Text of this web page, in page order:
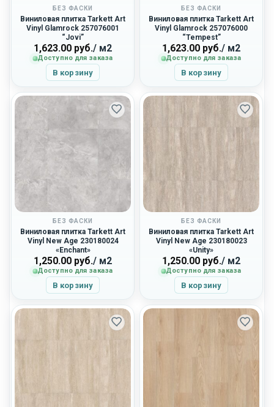
БЕЗ ФАСКИ
Виниловая плитка Tarkett Art
Vinyl Glamrock 257076001
“Jovi”
1,623.00 руб./ м2
Доступно для заказа
В корзину
БЕЗ ФАСКИ
Виниловая плитка Tarkett Art
Vinyl Glamrock 257076000
“Tempest”
1,623.00 руб./ м2
Доступно для заказа
В корзину
БЕЗ ФАСКИ
Виниловая плитка Tarkett Art
Vinyl New Age 230180024
«Enchant»
1,250.00 руб./ м2
Доступно для заказа
В корзину
БЕЗ ФАСКИ
Виниловая плитка Tarkett Art
Vinyl New Age 230180023
«Unity»
1,250.00 руб./ м2
Доступно для заказа
В корзину